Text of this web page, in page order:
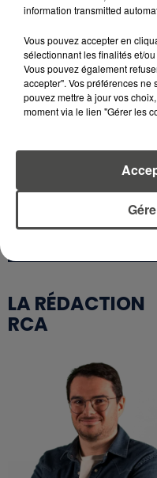
À
RETROUVEZ
RECEVEZ LES
EN
LA RÉDACTION
RCA
information transmitted
Vous pouvez accepter en
sélectionnant les finalités et/
Vous pouvez également
accepter". Vos préférences
pouvez mettre à jour vos
moment via le lien "Gérer les